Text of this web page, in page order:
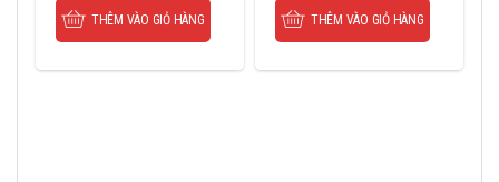
THÊM VÀO GIỎ HÀNG THÊM VÀO GIỎ HÀNG